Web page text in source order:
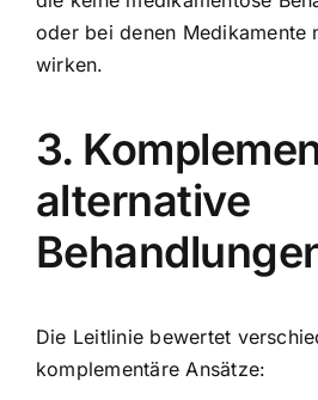
oder bei denen Medikamente
wirken.
3.
alternative
Die Leitlinie bewertet
komplementäre Ansätze: